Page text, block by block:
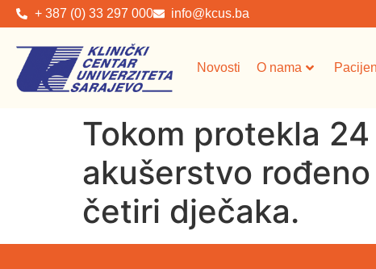
+ 387 (0) 33 297 000 info@kcus.ba
Novosti O nama
Tokom protekla
akušerstvo
četiri dječaka.